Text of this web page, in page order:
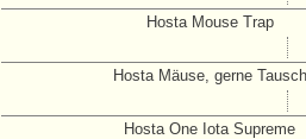
Hosta Mouse Trap
Hosta Mäuse, gerne Tausch
Hosta One Iota Supreme